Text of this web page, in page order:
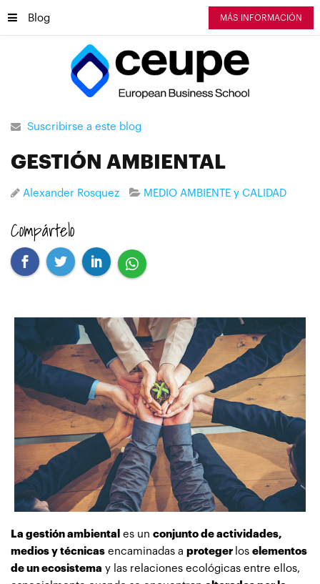
Blog MÁS INFORMACIÓN
Suscribirse a este blog
GESTIÓN AMBIENTAL
Alexander Rosquez MEDIO AMBIENTE y CALIDAD
Compártelo
La gestión ambiental es un conjunto de actividades,
medios y técnicas encaminadas a proteger los elementos
de un ecosistema y las relaciones ecológicas entre ellos,